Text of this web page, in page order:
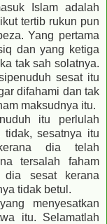
Islam adalah
tertib rukun pun
Yang pertama
dan yang ketiga
tak sah solatnya.
sesat itu
difahami dan tak
maksudnya itu.
itu perlulah
tidak, sesatnya itu
dia telah
tersalah faham
dia sesat kerana
tidak betul.
menyesatkan
itu. Selamatlah